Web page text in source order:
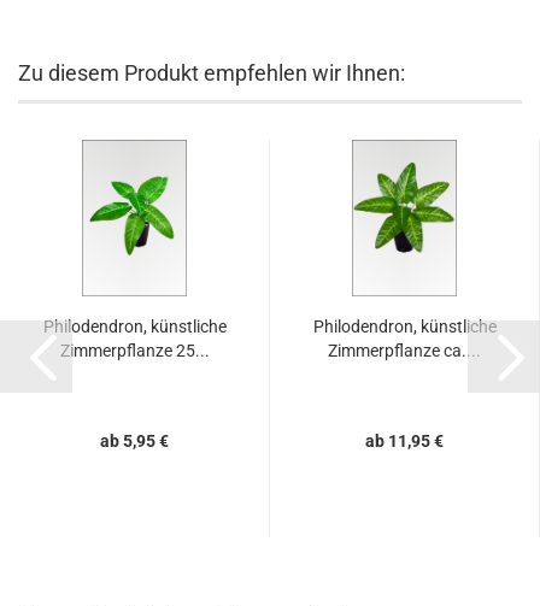
Zu diesem Produkt empfehlen wir Ihnen:
Philodendron, künstliche
Zimmerpflanze 25...
ab 5,95 €
Philodendron, künstliche
Zimmerpflanze ca....
ab 11,95 €